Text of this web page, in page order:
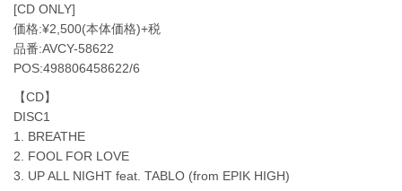
[CD ONLY]
価格:¥2,500(本体価格)+税
品番:AVCY-58622
POS:498806458622/6
【CD】
DISC1
1. BREATHE
2. FOOL FOR LOVE
3. UP ALL NIGHT feat. TABLO (from EPIK HIGH)